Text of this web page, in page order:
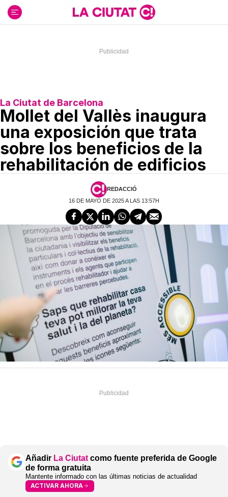
contenido
La Ciutat de Barcelona
Mollet del Vallès inaugura
una exposición que trata
sobre los beneficios de la
rehabilitación de edificios
REDACCIÓ
16 DE MAYO DE 2025 A LAS 13:57H
Añadir La Ciutat como fuente preferida de Google
de forma gratuita
Mantente informado con las últimas noticias de actualidad
ACTIVAR AHORA